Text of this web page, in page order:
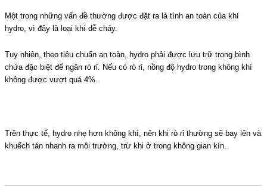
Một trong những vấn đề thường được đặt ra là tính an toàn của khí
hydro, vì đây là loại khí dễ cháy.
Tuy nhiên, theo tiêu chuẩn an toàn, hydro phải được lưu trữ trong bình
chứa đặc biệt để ngăn rò rỉ. Nếu có rò rỉ, nồng độ hydro trong không khí
không được vượt quá 4%.
Trên thực tế, hydro nhẹ hơn không khí, nên khi rò rỉ thường sẽ bay lên và
khuếch tán nhanh ra môi trường, trừ khi ở trong không gian kín.